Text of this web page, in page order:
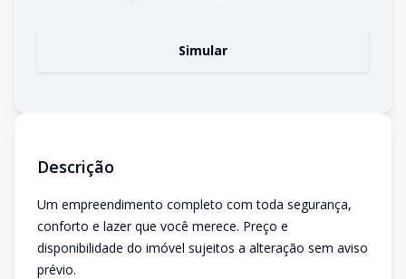
Simular
Descrição
Um empreendimento completo com toda segurança,
conforto e lazer que você merece. Preço e
disponibilidade do imóvel sujeitos a alteração sem aviso
prévio.